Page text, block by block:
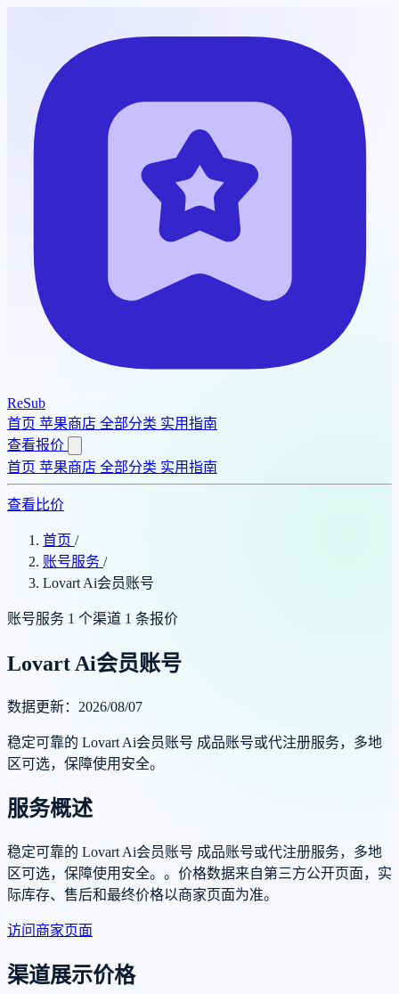
ReSub
首页 苹果商店 全部分类 实用指南
查看报价
首页 苹果商店 全部分类 实用指南
查看比价
首页 /
账号服务 /
Lovart Ai会员账号
账号服务 1 个渠道 1 条报价
Lovart Ai会员账号
数据更新：2026/08/07
稳定可靠的 Lovart Ai会员账号 成品账号或代注册服务，多地
区可选，保障使用安全。
服务概述
稳定可靠的 Lovart Ai会员账号 成品账号或代注册服务，多地
区可选，保障使用安全。。价格数据来自第三方公开页面，实
际库存、售后和最终价格以商家页面为准。
访问商家页面
渠道展示价格